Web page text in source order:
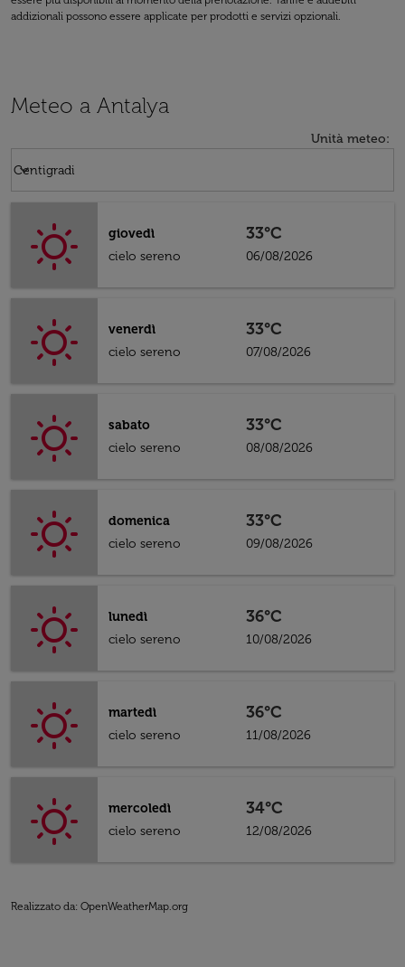
addizionali possono essere applicate per prodotti e servizi opzionali.
Meteo a Antalya
Unità meteo:
Centigradi
keyboard_arrow_down
giovedì
cielo sereno
33°C
06/08/2026
venerdì
cielo sereno
33°C
07/08/2026
sabato
cielo sereno
33°C
08/08/2026
domenica
cielo sereno
33°C
09/08/2026
lunedì
cielo sereno
36°C
10/08/2026
martedì
cielo sereno
36°C
11/08/2026
mercoledì
cielo sereno
34°C
12/08/2026
Realizzato da: OpenWeatherMap.org